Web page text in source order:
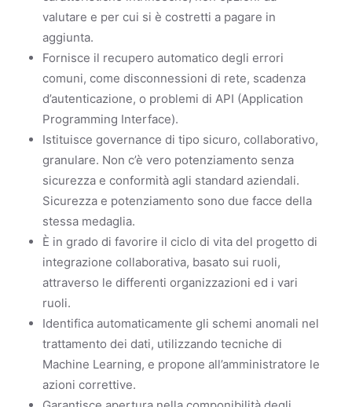
valutare e per cui si è costretti a pagare in
aggiunta.
Fornisce il recupero automatico degli errori
comuni, come disconnessioni di rete, scadenza
d’autenticazione, o problemi di API (Application
Programming Interface).
Istituisce governance di tipo sicuro, collaborativo,
granulare. Non c’è vero potenziamento senza
sicurezza e conformità agli standard aziendali.
Sicurezza e potenziamento sono due facce della
stessa medaglia.
È in grado di favorire il ciclo di vita del progetto di
integrazione collaborativa, basato sui ruoli,
attraverso le differenti organizzazioni ed i vari
ruoli.
Identifica automaticamente gli schemi anomali nel
trattamento dei dati, utilizzando tecniche di
Machine Learning, e propone all’amministratore le
azioni correttive.